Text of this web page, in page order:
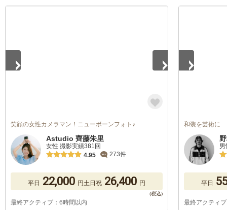
笑顔の女性カメラマン！ニューボーンフォト♪
Astudio 齊藤朱里
女性 撮影実績381回
4.95
273件
平日 22,000 円土日祝 26,400 円
最終アクティブ：6時間以内
和装を芸術に
平日
最終アクティ